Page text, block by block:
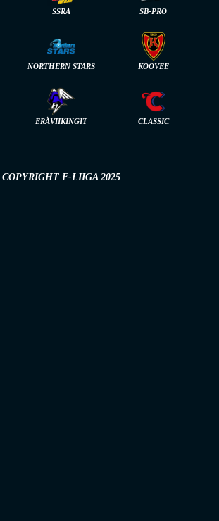
SSRA SB-PRO
NORTHERN STARS KOOVEE
ERÄVIIKINGIT CLASSIC
COPYRIGHT F-LIIGA 2025